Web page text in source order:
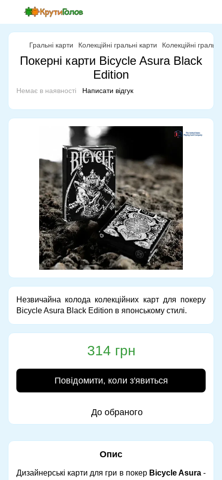
Гральні карти Колекційні гральні карти Колекційні
Покерні карти Bicycle Asura Black
Edition
Немає в наявності Написати відгук
Незвичайна колода колекційних карт для покеру
Bicycle Asura Black Edition в японському стилі.
314 грн
Повідомити, коли з'явиться
До обраного
Опис
Дизайнерські карти для гри в покер Bicycle Asura-